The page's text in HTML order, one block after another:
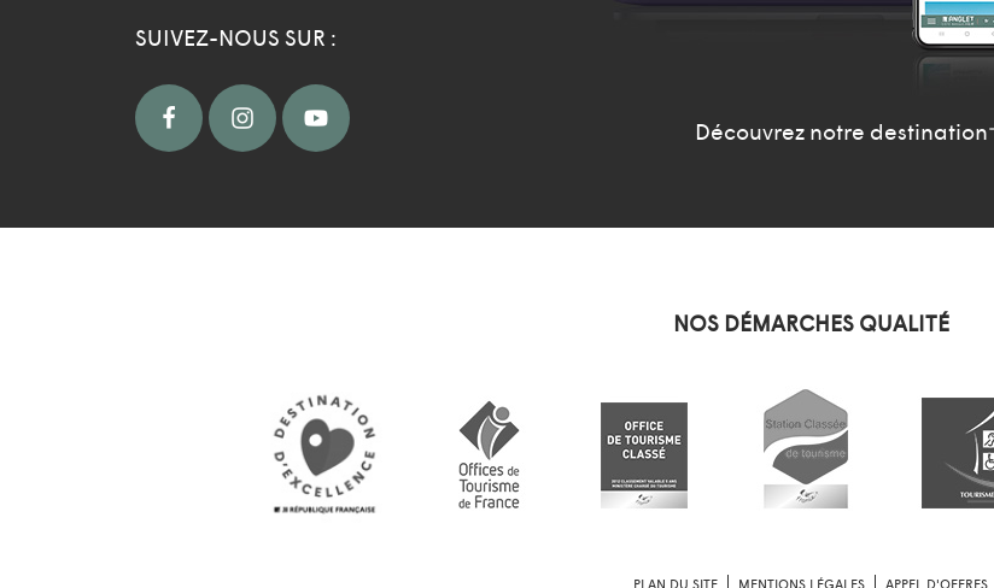
SUIVEZ-NOUS SUR :
Découvrez notre destination
NOS DÉMARCHES QUALITÉ
PLAN DU SITE MENTIONS LÉGALES APPEL D'OFFRES